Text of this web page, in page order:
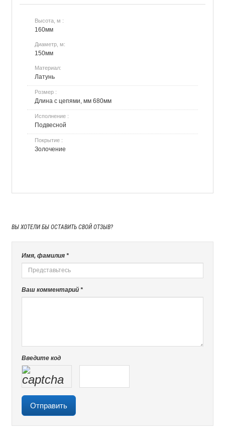
Высота, м :
160мм
Диаметр, м:
150мм
Материал:
Латунь
Розмер :
Длина с цепями, мм 680мм
Исполнение :
Подвесной
Покрытие :
Золочение
ВЫ ХОТЕЛИ БЫ ОСТАВИТЬ СВОЙ ОТЗЫВ?
Имя, фамилия *
Ваш комментарий *
Введите код